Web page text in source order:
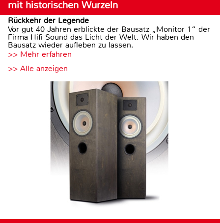
mit historischen Wurzeln
Rückkehr der Legende
Vor gut 40 Jahren erblickte der Bausatz „Monitor 1“ der
Firma Hifi Sound das Licht der Welt. Wir haben den
Bausatz wieder aufleben zu lassen.
>> Mehr erfahren
>> Alle anzeigen